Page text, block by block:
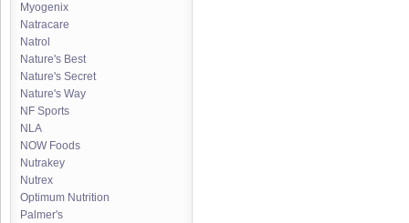
Myogenix
Natracare
Natrol
Nature's Best
Nature's Secret
Nature's Way
NF Sports
NLA
NOW Foods
Nutrakey
Nutrex
Optimum Nutrition
Palmer's